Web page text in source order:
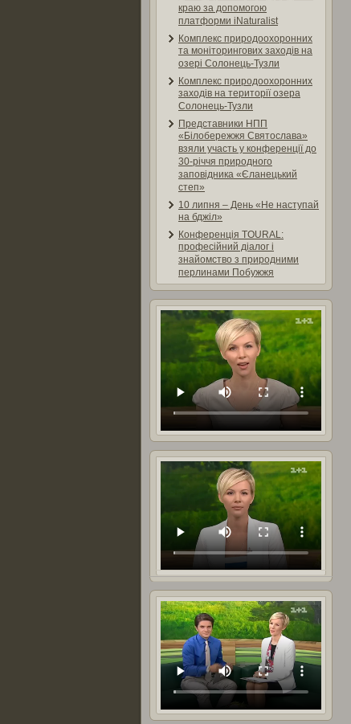
краю за допомогою
платформи iNaturalist
Комплекс природоохоронних
та моніторингових заходів на
озері Солонець-Тузли
Комплекс природоохоронних
заходів на території озера
Солонець-Тузли
Представники НПП
«Білобережжя Святослава»
взяли участь у конференції до
30-річчя природного
заповідника «Єланецький
степ»
10 липня – День «Не наступай
на бджіл»
Конференція TOURAL:
професійний діалог і
знайомство з природними
перлинами Побужжя